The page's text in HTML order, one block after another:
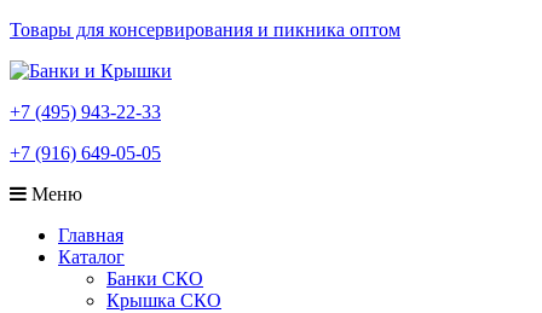
Товары для консервирования и пикника оптом
+7 (495) 943-22-33
+7 (916) 649-05-05
Меню
Главная
Каталог
Банки СКО
Крышка СКО